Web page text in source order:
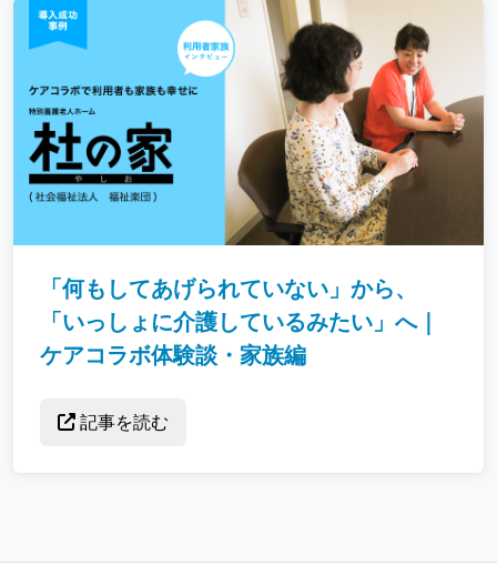
「何もしてあげられていない」から、
「いっしょに介護しているみたい」へ｜
ケアコラボ体験談・家族編
記事を読む